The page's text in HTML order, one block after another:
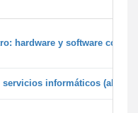
hardware y software
informáticos